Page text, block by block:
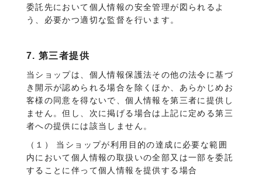
委託先において個人情報の安全管理が図られるよ
う、必要かつ適切な監督を行います。
7. 第三者提供
当ショップは、個人情報保護法その他の法令に基づ
き開示が認められる場合を除くほか、あらかじめお
客様の同意を得ないで、個人情報を第三者に提供し
ません。但し、次に掲げる場合は上記に定める第三
者への提供には該当しません。
（１） 当ショップが利用目的の達成に必要な範囲
内において個人情報の取扱いの全部又は一部を委託
することに伴って個人情報を提供する場合